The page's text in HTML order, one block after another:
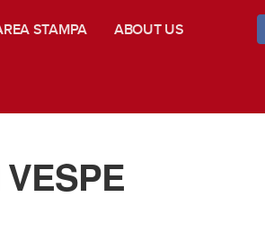
STAMPA ABOUT US